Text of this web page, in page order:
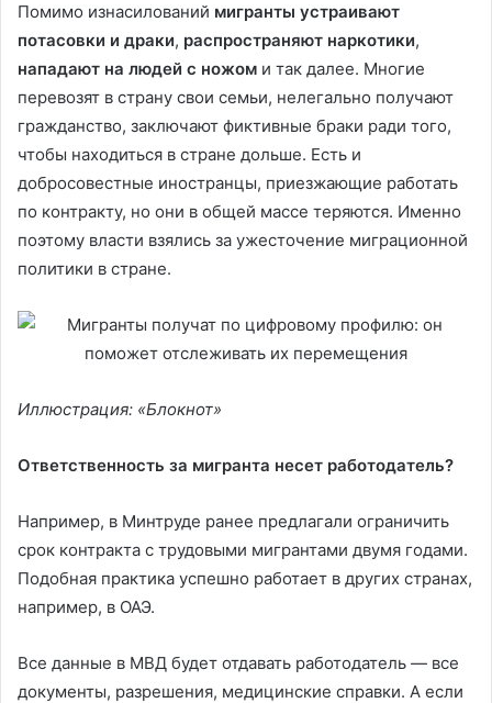
Помимо изнасилований мигранты устраивают
потасовки и драки, распространяют наркотики,
нападают на людей с ножом и так далее. Многие
перевозят в страну свои семьи, нелегально получают
гражданство, заключают фиктивные браки ради того,
чтобы находиться в стране дольше. Есть и
добросовестные иностранцы, приезжающие работать
по контракту, но они в общей массе теряются. Именно
поэтому власти взялись за ужесточение миграционной
политики в стране.
Иллюстрация: «Блокнот»
Ответственность за мигранта несет работодатель?
Например, в Минтруде ранее предлагали ограничить
срок контракта с трудовыми мигрантами двумя годами.
Подобная практика успешно работает в других странах,
например, в ОАЭ.
Все данные в МВД будет отдавать работодатель — все
документы, разрешения, медицинские справки. А если